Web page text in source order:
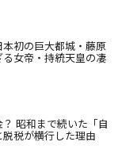
初の巨大都城・藤原
女帝・持統天皇の凄
昭和まで続いた「自
税が横行した理由